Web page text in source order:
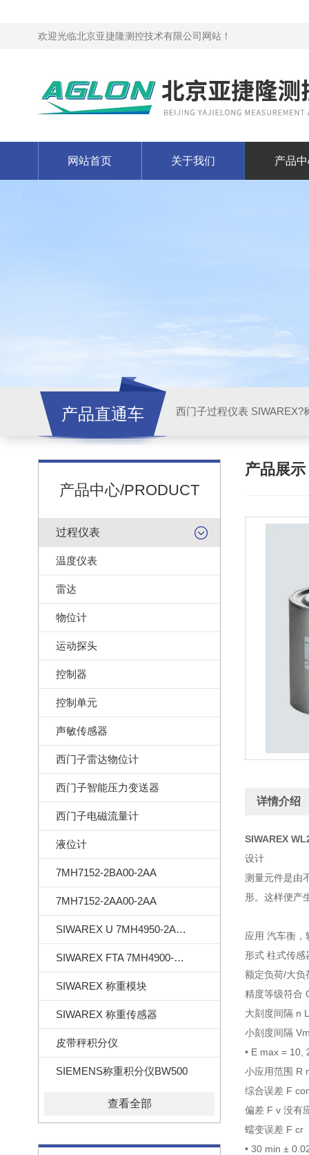
欢迎光临北京亚捷隆测控技术有限公司网站！
网站首页 关于我们 产品
产品直通车 西门子过程仪表 SIWAREX?
产品中心/PRODUCT
过程仪表
温度仪表
雷达
物位计
运动探头
控制器
控制单元
声敏传感器
西门子雷达物位计
西门子智能压力变送器
西门子电磁流量计
液位计
7MH7152-2BA00-2AA
7MH7152-2AA00-2AA
SIWAREX U 7MH4950-2AA01
SIWAREX FTA 7MH4900-2AA01
SIWAREX 称重模块
SIWAREX 称重传感器
皮带秤积分仪
SIEMENS称重积分仪BW500
查看全部
产品展示
详情介绍
SIWAREX
设计
测量元件是由
形。这样便产
应用 汽车衡，
形式 柱式传感
额定负荷/大
精度等级符合
大刻度间隔 n
小刻度间隔
• E max = 10,
小应用范围 R
综合误差 F
偏差 F v 没有
蠕变误差 F cr
• 30 min ±